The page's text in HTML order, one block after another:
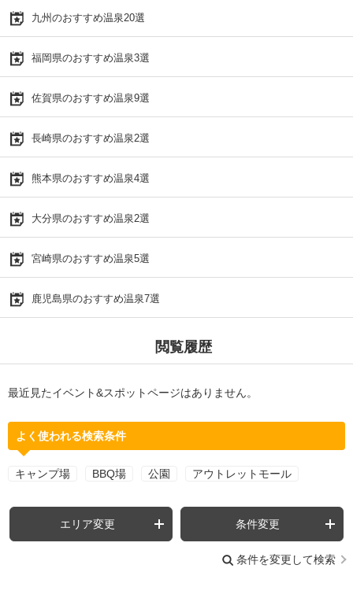
九州のおすすめ温泉20選
福岡県のおすすめ温泉3選
佐賀県のおすすめ温泉9選
長崎県のおすすめ温泉2選
熊本県のおすすめ温泉4選
大分県のおすすめ温泉2選
宮崎県のおすすめ温泉5選
鹿児島県のおすすめ温泉7選
閲覧履歴
最近見たイベント&スポットページはありません。
よく使われる検索条件
キャンプ場 BBQ場 公園 アウトレットモール
エリア変更 条件変更
条件を変更して検索